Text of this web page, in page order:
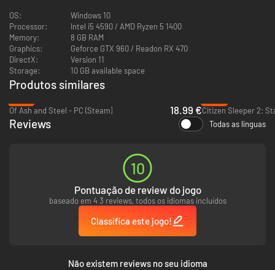
Mostrando uma nova perspectiva
Plataforma, e a Exploração 3D para interagir com o mundo e seus
habitantes. Vamos mergulhar nos jogos de pixel em outra perspectiva!
OS:
Windows 10
Processor:
Intel i5 4590 / AMD Ryzen 5 1400
Memory:
8 GB RAM
Graphics:
Geforce GTX 960 / Readon RX 470
DirectX:
Version 11
Storage:
10 GB available space
Produtos similares
Of Ash and Steel - PC (Steam)
18.99 €
Reviews Todas as línguas
10
Pontuação de review do jogo
baseado em 4 3 reviews, todos os idiomas incluídos
Classifica este jogo!
Não existem reviews no seu idioma